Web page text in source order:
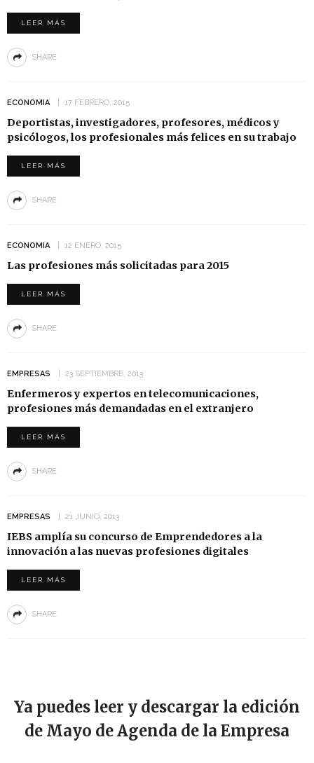
LEER MÁS
SHARE
ECONOMIA 17 FEBRERO, 2015
Deportistas, investigadores, profesores, médicos y
psicólogos, los profesionales más felices en su trabajo
LEER MÁS
SHARE
ECONOMIA 12 ENERO, 2015
Las profesiones más solicitadas para 2015
LEER MÁS
SHARE
EMPRESAS 23 SEPTIEMBRE, 2013
Enfermeros y expertos en telecomunicaciones,
profesiones más demandadas en el extranjero
LEER MÁS
SHARE
EMPRESAS 21 JUNIO, 2013
IEBS amplía su concurso de Emprendedores a la
innovación a las nuevas profesiones digitales
LEER MÁS
SHARE
Ya puedes leer y descargar la edición
de Mayo de Agenda de la Empresa